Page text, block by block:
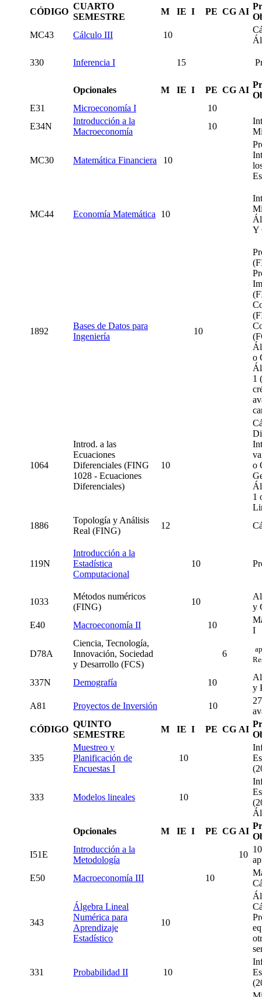
CÓDIGO
CUARTO
SEMESTRE
M IE I PE CG AI
MC43
Cálculo III 10
330 Inferencia I 15
Opcionales M IE I PE CG AI
E31
Microeconomía I
10
E34N
Introducción a la
Macroeconomía
10
MC30 Matemática Financiera 10
MC44 Economía Matemática 10
Y
1892
Bases de Datos para
Ingeniería
10
o
1
1064
Introd. a las
Ecuaciones
Diferenciales (FING
1028 - Ecuaciones
Diferenciales)
10
o
1
1886
Topología y Análisis
Real (FING)
12
119N
Introducción a la
Estadística
Computacional
10
1033
Métodos numéricos
(FING)
10
y
E40
Macroeconomía II 10
I
D78A
Ciencia, Tecnología,
Innovación, Sociedad
y Desarrollo (FCS)
6
337N Demografía 10
y
A81
Proyectos de Inversión 10
CÓDIGO
QUINTO
SEMESTRE
M IE I PE CG AI
335
Muestreo y
Planificación de
Encuestas I
10
333 Modelos lineales 10
Opcionales
M IE I PE CG AI
I51E
Introducción a la
Metodología
10
E50
Macroeconomía III 10
343
Álgebra Lineal
Numérica para
Aprendizaje
Estadístico
10
331 Probabilidad II 10